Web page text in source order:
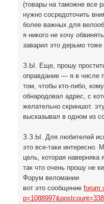
(товары на таможне все
нужно сосредоточить
более важных для
я никого не хочу
заварил это дерьмо
З.Ы. Еще, прошу
оправдание — я в числе
том, чтобы кто-либо,
обнародовал адрес, с
желательно скриншот.
высказывал в одном из
З.З.Ы. Для любителей
это все-таки интересно.
цель, которая наверняка
так что очень прошу не
Форум веломании
вот это сообщение